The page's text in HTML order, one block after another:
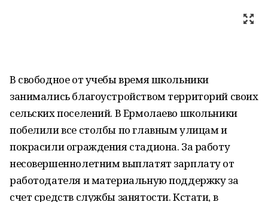
В свободное от учебы время школьники
занимались благоустройством территорий своих
сельских поселений. В Ермолаево школьники
побелили все столбы по главным улицам и
покрасили ограждения стадиона. За работу
несовершеннолетним выплатят зарплату от
работодателя и материальную поддержку за
счет средств службы занятости. Кстати, в